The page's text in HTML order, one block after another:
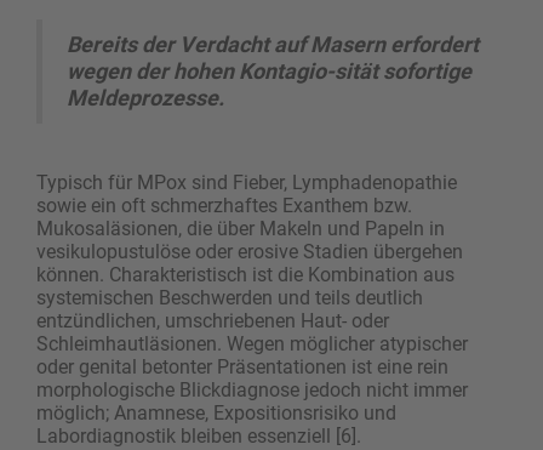
Bereits der Verdacht auf Masern erfordert
wegen der hohen Konta­gio-sität sofortige
Meldeprozesse.
Typisch für MPox sind Fieber, Lymphadenopathie
sowie ein oft schmerzhaftes Exanthem bzw.
Mukosaläsionen, die über Makeln und Papeln in
vesikulo­pustulöse oder erosive Stadien übergehen
können. Charakteristisch ist die Kombination aus
systemischen Beschwerden und teils deutlich
entzündlichen, umschriebenen Haut- oder
Schleimhautläsionen. Wegen möglicher atypischer
oder genital betonter Präsentationen ist eine rein
morphologische Blickdiagnose jedoch nicht immer
möglich; Anamnese, Expositionsrisiko und
Labordiagnostik bleiben ­essenziell [6].